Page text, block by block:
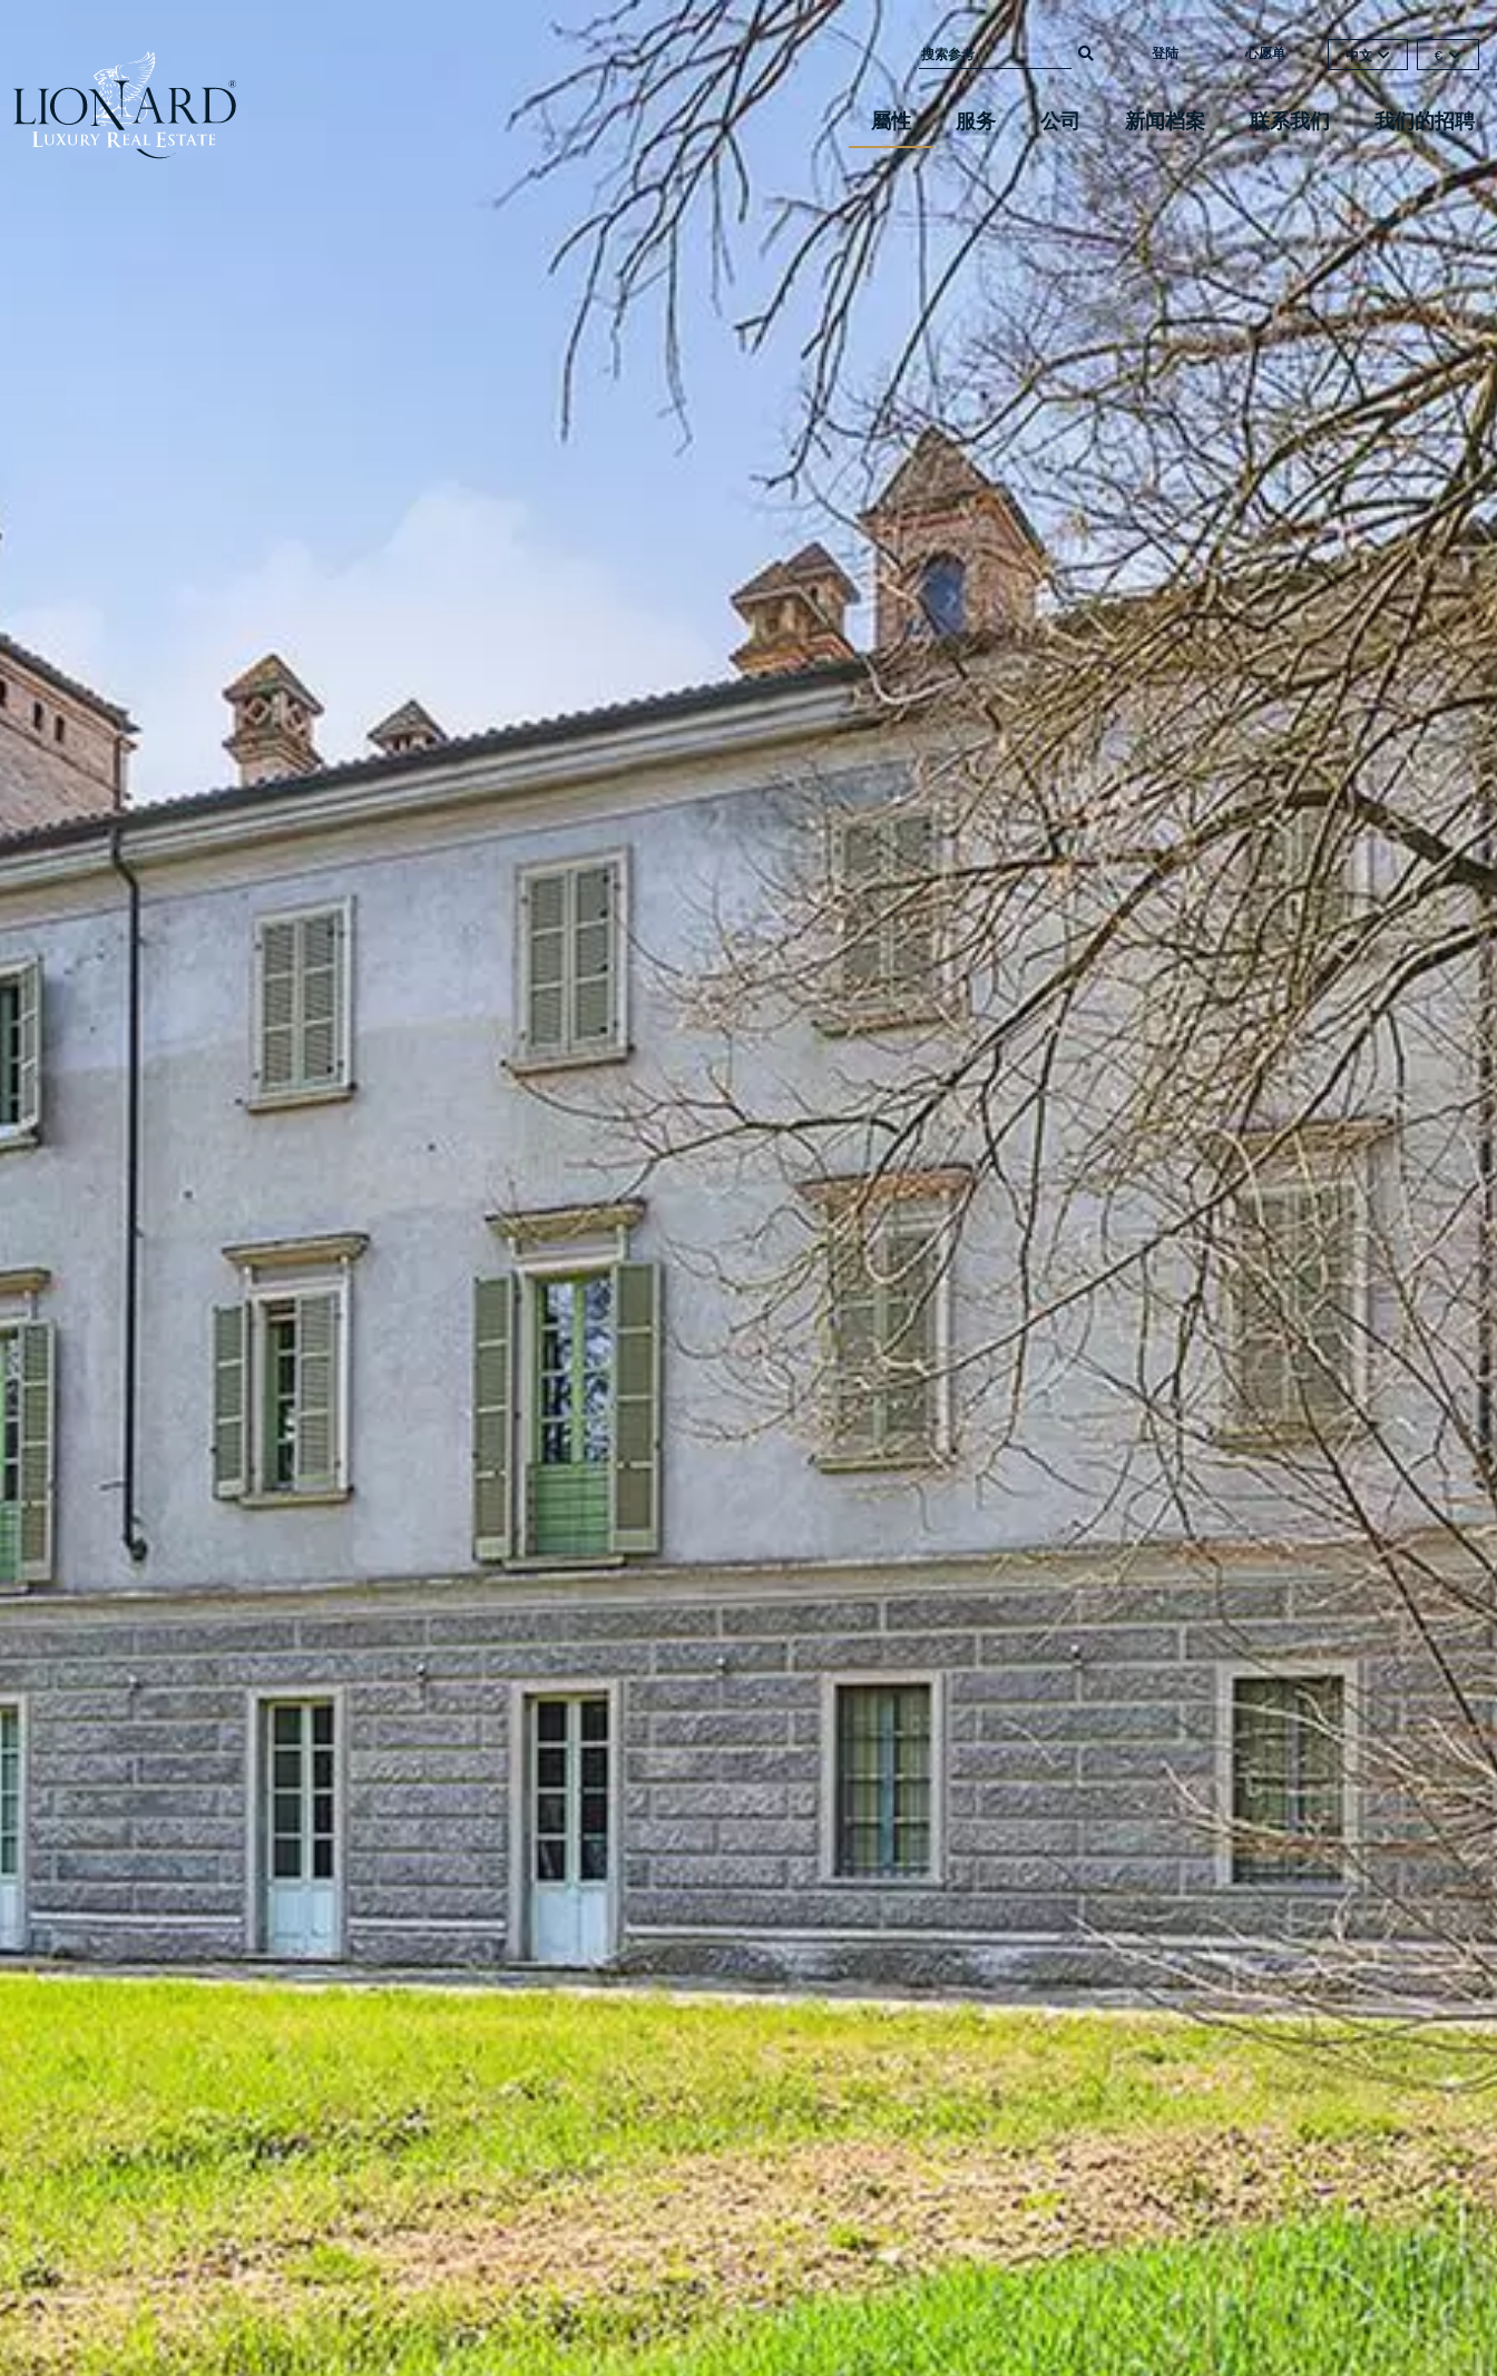
登陆 心愿单 中文 €
屬性 服务 公司 新闻档案 联系我们 我们的招聘